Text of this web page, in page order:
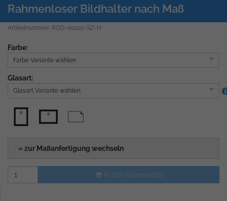
Rahmenloser Bildhalter nach Maß
Artikelnummer: ROG-00022-SZ-H
Farbe:
Farbe Variante wählen
Glasart:
Glasart Variante wählen
» zur Maßanfertigung wechseln
In den Warenkorb